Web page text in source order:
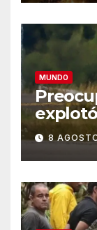
MUNDO
8